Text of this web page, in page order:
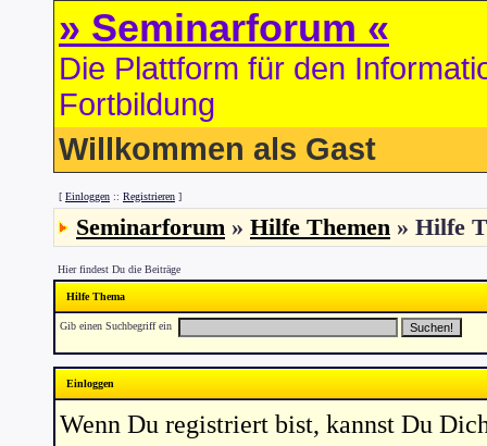
» Seminarforum «
Die Plattform für den
Fortbildung
Willkommen als Gast
[ Einloggen :: Registrieren ]
Seminarforum » Hilfe Themen » Hilfe
Hier findest Du die Beiträge
Hilfe Thema
Gib einen Suchbegriff ein
Einloggen
Wenn Du registriert bist, kannst Du